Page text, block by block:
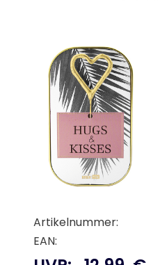
Artikelnummer:
EAN: